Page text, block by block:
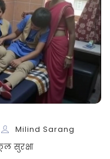
Milind Sarang
सुरक्षा